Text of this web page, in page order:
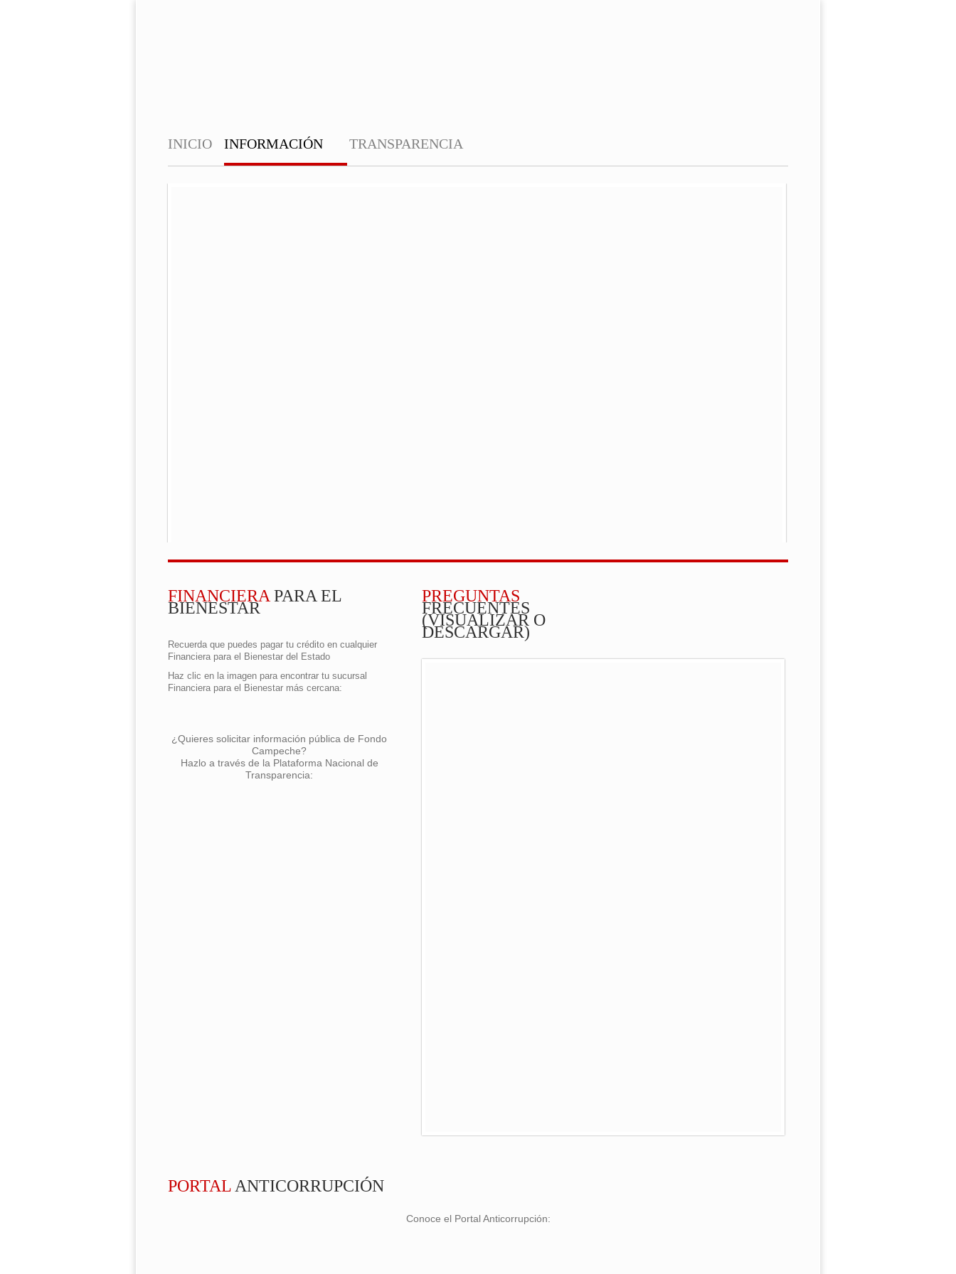
INICIO INFORMACIÓN TRANSPARENCIA
FINANCIERA PARA EL
BIENESTAR
Recuerda que puedes pagar tu crédito en cualquier
Financiera para el Bienestar del Estado
Haz clic en la imagen para encontrar tu sucursal
Financiera para el Bienestar más cercana:
¿Quieres solicitar información pública de Fondo
Campeche?
Hazlo a través de la Plataforma Nacional de
Transparencia:
PREGUNTAS
FRECUENTES
(VISUALIZAR O
DESCARGAR)
PORTAL ANTICORRUPCIÓN
Conoce el Portal Anticorrupción: